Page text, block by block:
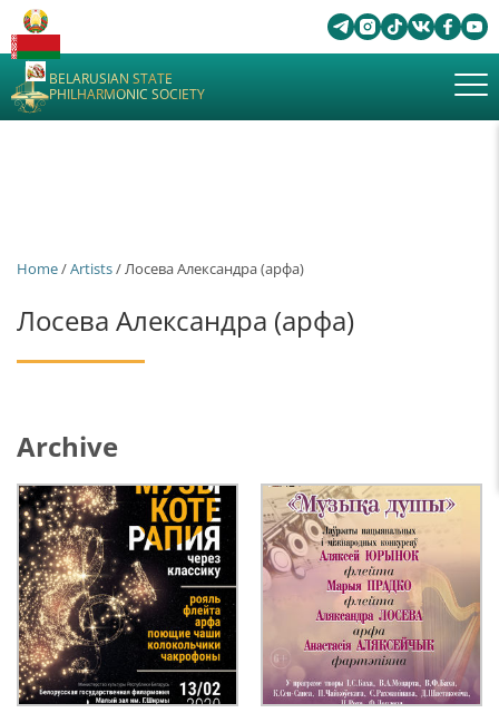
BELARUSIAN STATE
PHILHARMONIC SOCIETY
Home/Artists/ Лосева Александра (арфа)
Лосева Александра (арфа)
Archive